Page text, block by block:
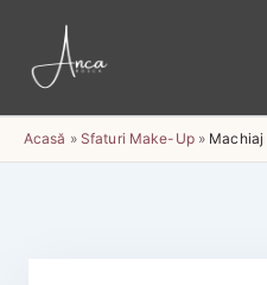
content
Acasă » Sfaturi Make-Up» Machiaj